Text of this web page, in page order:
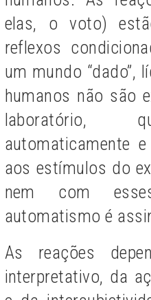
elas, o voto)
reflexos
um mundo “dado”,
humanos não são
laboratório,
automaticamente
aos estímulos do
nem com
automatismo é
As reações
interpretativo, da